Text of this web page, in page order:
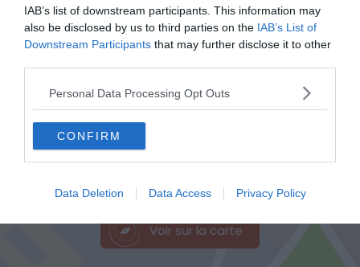
IAB’s list of downstream participants. This information may
also be disclosed by us to third parties on the IAB’s List of
Downstream Participants that may further disclose it to other
Personal Data Processing Opt Outs
CONFIRM
Data Deletion Data Access Privacy Policy
Shutterstock – fokke baarssen
Voir sur la carte